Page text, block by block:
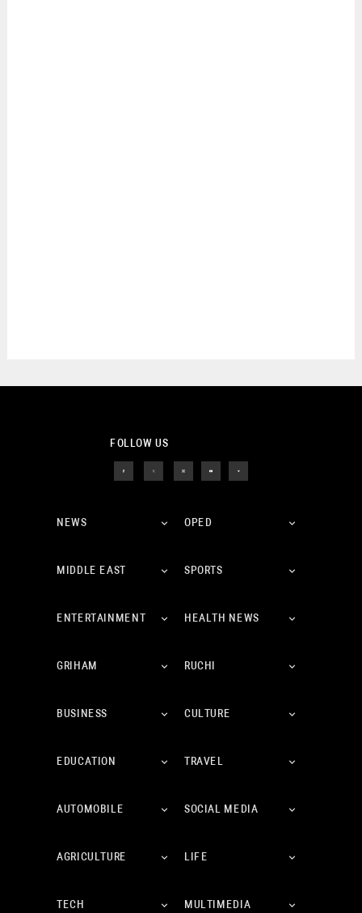
FOLLOW US
NEWS OPED
MIDDLE EAST SPORTS
ENTERTAINMENT HEALTH NEWS
GRIHAM RUCHI
BUSINESS CULTURE
EDUCATION TRAVEL
AUTOMOBILE SOCIAL MEDIA
AGRICULTURE LIFE
TECH MULTIMEDIA